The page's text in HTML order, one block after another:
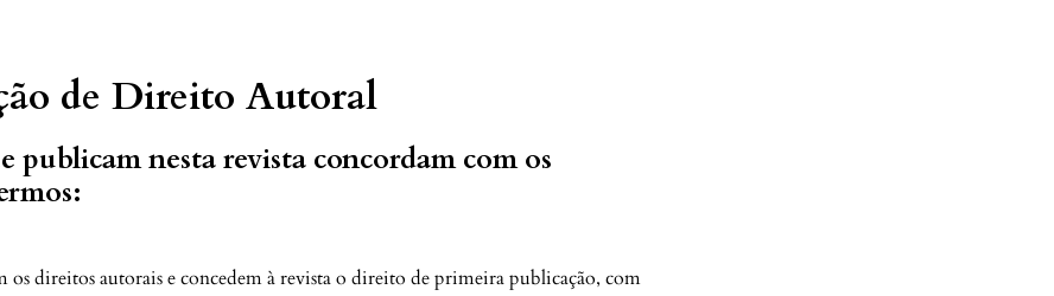
de Direito Autoral
publicam nesta revista concordam com os
os direitos autorais e concedem à revista o direito de primeira publicação, com